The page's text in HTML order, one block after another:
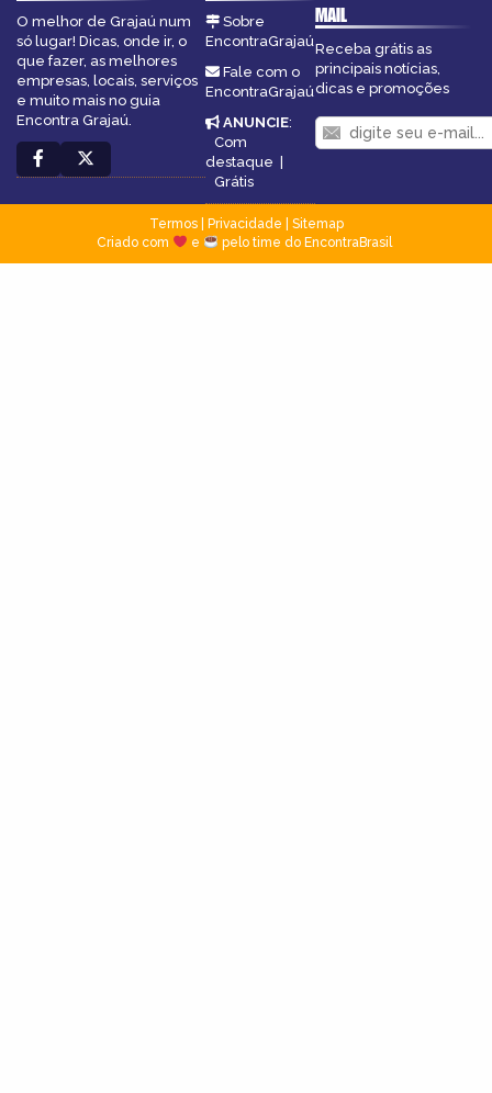
O melhor de Grajaú num
só lugar! Dicas, onde ir, o
que fazer, as melhores
empresas, locais, serviços
e muito mais no guia
Encontra Grajaú.
Sobre
EncontraGrajaú
Fale com o
EncontraGrajaú
ANUNCIE:
Com
destaque |
Grátis
MAIL
Receba grátis as
principais notícias,
dicas e promoções
Termos| Privacidade
Sitemap
Criado com
e pelo time do EncontraBrasil